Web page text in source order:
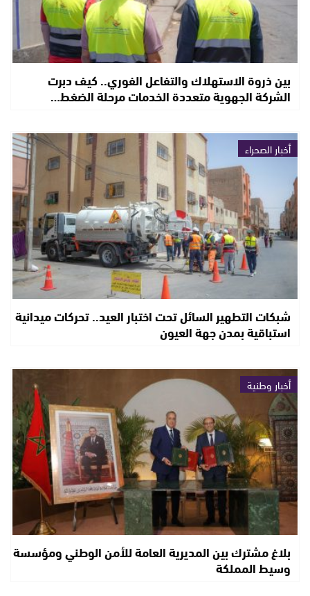
بين ذروة الاستهلاك والتفاعل الفوري.. كيف دبرت
الشركة الجهوية متعددة الخدمات مرحلة الضغط…
أخبار الصحراء
شبكات التطهير السائل تحت اختبار العيد.. تحركات ميدانية
استباقية بمدن جهة العيون
أخبار وطنية
بلاغ مشترك بين المديرية العامة للأمن الوطني ومؤسسة
وسيط المملكة